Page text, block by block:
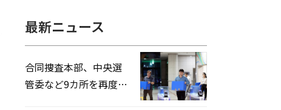
最新ニュース
合同捜査本部、中央選
管委など9カ所を再度家